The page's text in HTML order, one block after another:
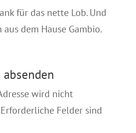
für das nette Lob. Und
aus dem Hause Gambio.
wird nicht
Erforderliche Felder sind